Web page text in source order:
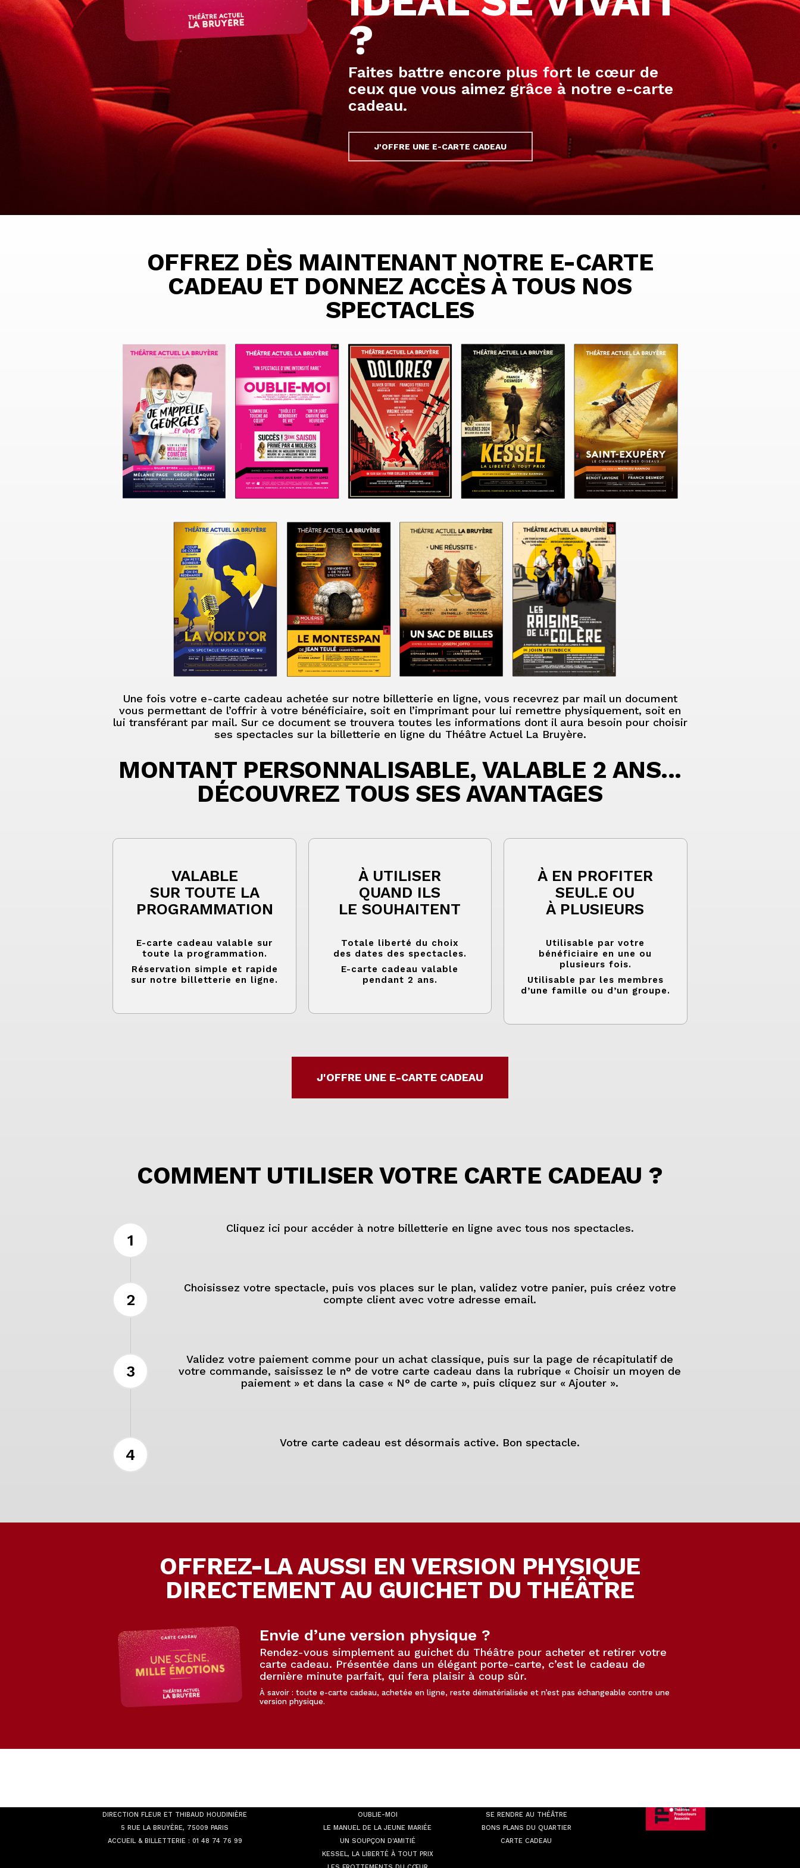
?
Faites battre encore plus fort le cœur de
ceux que vous aimez grâce à notre e-carte
cadeau.
J'OFFRE UNE E-CARTE CADEAU
OFFREZ DÈS MAINTENANT NOTRE E-CARTE
CADEAU ET DONNEZ ACCÈS À TOUS NOS
SPECTACLES
Une fois votre e-carte cadeau achetée sur notre billetterie en ligne, vous recevrez par mail un document
vous permettant de l’offrir à votre bénéficiaire, soit en l’imprimant pour lui remettre physiquement, soit en
lui transférant par mail. Sur ce document se trouvera toutes les informations dont il aura besoin pour choisir
ses spectacles sur la billetterie en ligne du Théâtre Actuel La Bruyère.
MONTANT PERSONNALISABLE, VALABLE 2 ANS...
DÉCOUVREZ TOUS SES AVANTAGES
VALABLE
SUR TOUTE LA
PROGRAMMATION
E-carte cadeau valable sur
toute la programmation.
Réservation simple et rapide
sur notre billetterie en ligne.
À UTILISER
QUAND ILS
LE SOUHAITENT
Totale liberté du choix
des dates des spectacles.
E-carte cadeau valable
pendant 2 ans.
À EN PROFITER
SEUL.E OU
À PLUSIEURS
Utilisable par votre
bénéficiaire en une ou
plusieurs fois.
Utilisable par les membres
d’une famille ou d’un groupe.
J'OFFRE UNE E-CARTE CADEAU
COMMENT UTILISER VOTRE CARTE CADEAU ?
1
Cliquez ici pour accéder à notre billetterie en ligne avec tous nos spectacles.
2
Choisissez votre spectacle, puis vos places sur le plan, validez votre panier, puis créez votre
compte client avec votre adresse email.
3
Validez votre paiement comme pour un achat classique, puis sur la page de récapitulatif de
votre commande, saisissez le n° de votre carte cadeau dans la rubrique « Choisir un moyen de
paiement » et dans la case « N° de carte », puis cliquez sur « Ajouter ».
4
Votre carte cadeau est désormais active. Bon spectacle.
OFFREZ-LA AUSSI EN VERSION PHYSIQUE
DIRECTEMENT AU GUICHET DU THÉÂTRE
Envie d’une version physique ?
Rendez-vous simplement au guichet du Théâtre pour acheter et retirer votre
carte cadeau. Présentée dans un élégant porte-carte, c’est le cadeau de
dernière minute parfait, qui fera plaisir à coup sûr.
À savoir : toute e-carte cadeau, achetée en ligne, reste dématérialisée et n’est pas échangeable contre une
version physique.
DIRECTION FLEUR ET THIBAUD HOUDINIÈRE
5 RUE LA BRUYÈRE, 75009 PARIS
ACCUEIL & BILLETTERIE : 01 48 74 76 99
OUBLIE-MOI
LE MANUEL DE LA JEUNE MARIÉE
UN SOUPÇON D'AMITIÉ
KESSEL, LA LIBERTÉ À TOUT PRIX
SE RENDRE AU THÉÂTRE
BONS PLANS DU QUARTIER
CARTE CADEAU